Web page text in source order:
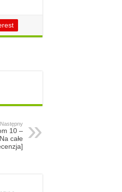
Następny
10 –
całe